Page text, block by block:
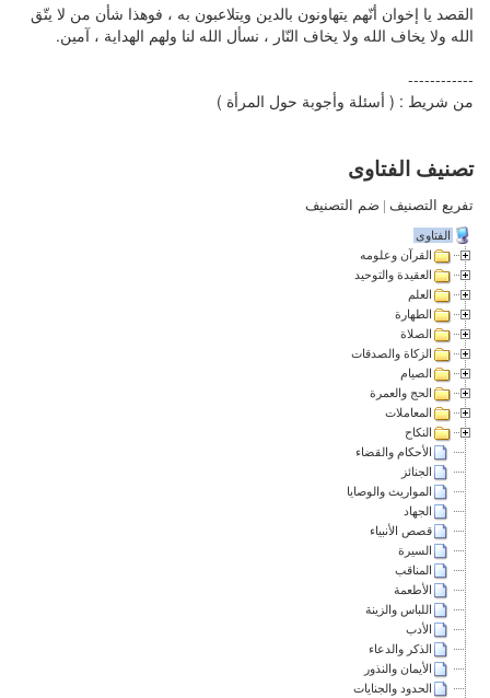
القصد يا إخوان أنّهم يتهاونون بالدين ويتلاعبون به ، فوهذا شأن من لا يتّق
الله ولا يخاف الله ولا يخاف النّار ، نسأل الله لنا ولهم الهداية ، آمين.
------------
من شريط : ( أسئلة وأجوبة حول المرأة )
تصنيف الفتاوى
تفريع التصنيف | ضم التصنيف
الفتاوى
القرآن وعلومه
العقيدة والتوحيد
العلم
الطهارة
الصلاة
الزكاة والصدقات
الصيام
الحج والعمرة
المعاملات
النكاح
الأحكام والقضاء
الجنائز
المواريث والوصايا
الجهاد
قصص الأنبياء
السيرة
المناقب
الأطعمة
اللباس والزينة
الأدب
الذكر والدعاء
الأيمان والنذور
الحدود والجنايات